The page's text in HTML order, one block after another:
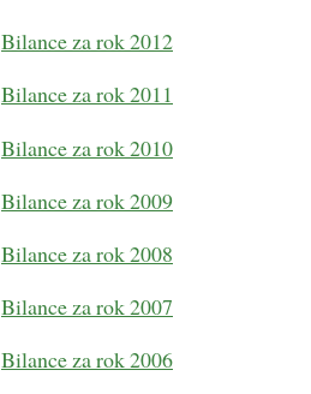
Bilance za rok 2012
Bilance za rok 2011
Bilance za rok 2010
Bilance za rok 2009
Bilance za rok 2008
Bilance za rok 2007
Bilance za rok 2006